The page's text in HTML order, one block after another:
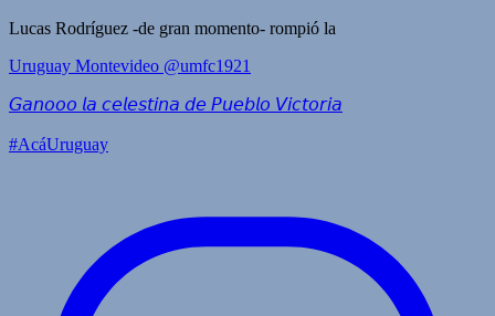
Lucas Rodríguez -de gran momento- rompió la
Uruguay Montevideo @umfc1921
𝘎𝘢𝘯𝘰𝘰𝘰 𝘭𝘢 𝘤𝘦𝘭𝘦𝘴𝘵𝘪𝘯𝘢 𝘥𝘦 𝘗𝘶𝘦𝘣𝘭𝘰 𝘝𝘪𝘤𝘵𝘰𝘳𝘪𝘢
#AcáUruguay